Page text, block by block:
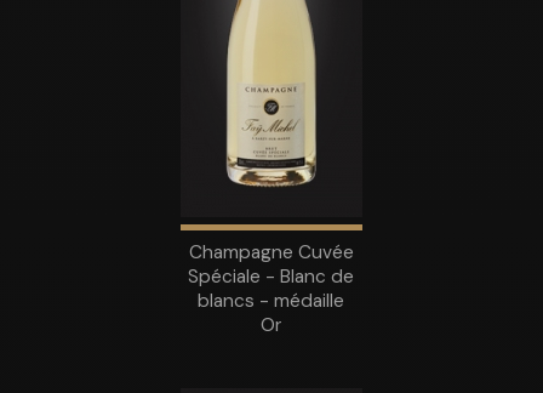
Champagne Cuvée
Spéciale - Blanc de
blancs - médaille
Or